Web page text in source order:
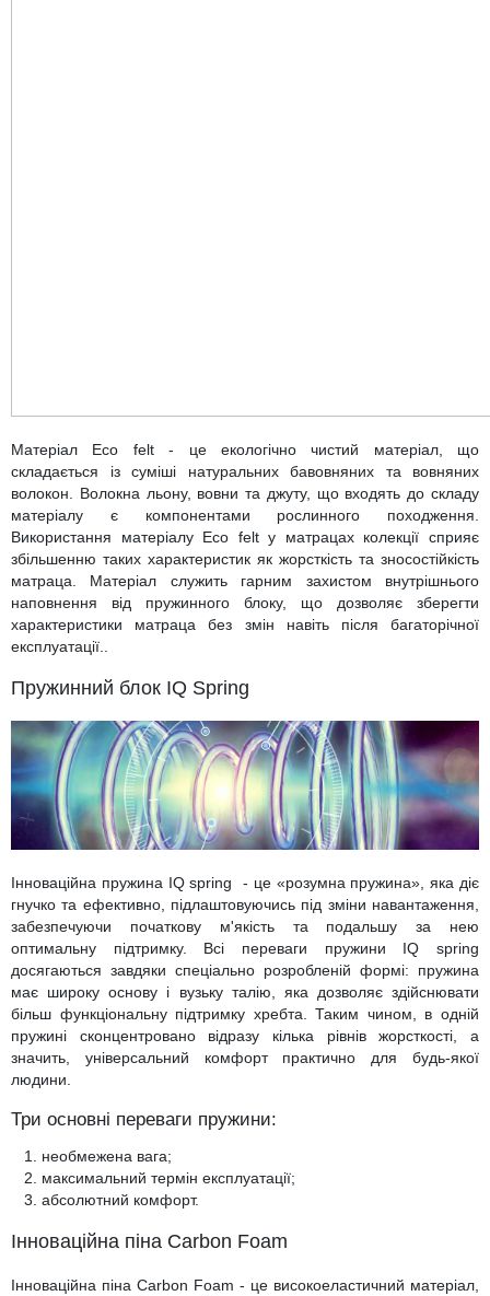
Матеріал Eco felt - це екологічно чистий матеріал, що
складається із суміші натуральних бавовняних та вовняних
волокон. Волокна льону, вовни та джуту, що входять до складу
матеріалу є компонентами рослинного походження.
Використання матеріалу Eco felt у матрацах колекції сприяє
збільшенню таких характеристик як жорсткість та зносостійкість
матраца. Матеріал служить гарним захистом внутрішнього
наповнення від пружинного блоку, що дозволяє зберегти
характеристики матраца без змін навіть після багаторічної
експлуатації..
Пружинний блок IQ Spring
Інноваційна пружина IQ spring - це «розумна пружина», яка діє
гнучко та ефективно, підлаштовуючись під зміни навантаження,
забезпечуючи початкову м'якість та подальшу за нею
оптимальну підтримку. Всі переваги пружини IQ spring
досягаються завдяки спеціально розробленій формі: пружина
має широку основу і вузьку талію, яка дозволяє здійснювати
більш функціональну підтримку хребта. Таким чином, в одній
пружині сконцентровано відразу кілька рівнів жорсткості, а
значить, універсальний комфорт практично для будь-якої
людини.
Три основні переваги пружини:
необмежена вага;
максимальний термін експлуатації;
абсолютний комфорт.
Інноваційна піна Carbon Foam
Інноваційна піна Carbon Foam - це високоеластичний матеріал,